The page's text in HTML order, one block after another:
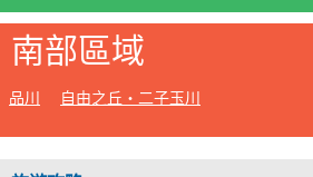
南部區域
品川 自由之丘・二子玉川